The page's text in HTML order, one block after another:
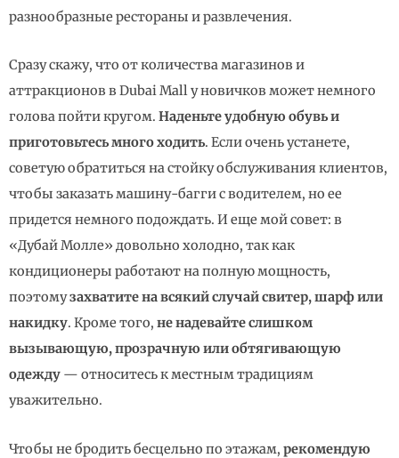
разнообразные рестораны и развлечения.
Сразу скажу, что от количества магазинов и
аттракционов в Dubai Mall у новичков может немного
голова пойти кругом. Наденьте удобную обувь и
приготовьтесь много ходить. Если очень устанете,
советую обратиться на стойку обслуживания клиентов,
чтобы заказать машину-багги с водителем, но ее
придется немного подождать. И еще мой совет: в
«Дубай Молле» довольно холодно, так как
кондиционеры работают на полную мощность,
поэтомузахватите на всякий случай свитер, шарф или
накидку. Кроме того, не надевайте слишком
вызывающую, прозрачную или обтягивающую
одежду — относитесь к местным традициям
уважительно.
Чтобы не бродить бесцельно по этажам, рекомендую